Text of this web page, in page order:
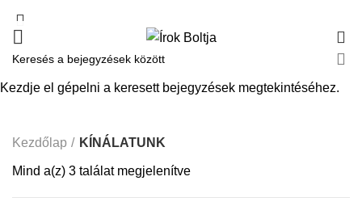
KÍNÁLATUNK
Kezdőlap KÍNÁLATUNK
Mind a(z) 3 találat megjelenítve
Kezdje el gépelni a keresett bejegyzések megtekintéséhez.